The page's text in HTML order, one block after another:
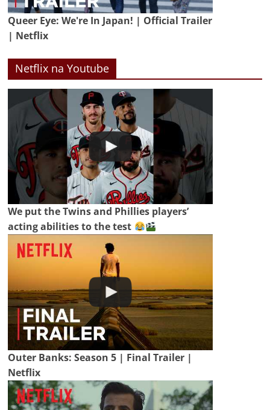
Queer Eye: We're In Japan! | Official Trailer
| Netflix
Netflix na Youtube
We put the Twins and Phillies players’
acting abilities to the test
Outer Banks: Season 5 | Final Trailer |
Netflix